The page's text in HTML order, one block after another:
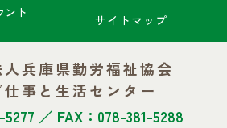
ント
サイトマップ
兵庫県勤労福祉協会
事と生活センター
／ FAX：078-381-5288